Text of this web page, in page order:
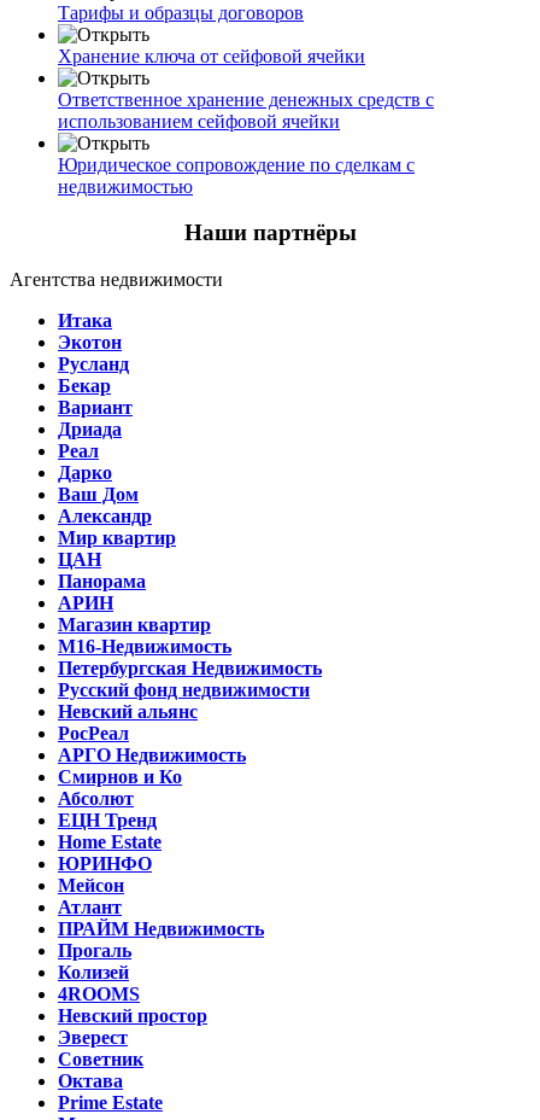
Тарифы и образцы договоров
Хранение ключа от сейфовой ячейки
Ответственное хранение денежных средств с
использованием сейфовой ячейки
Юридическое сопровождение по сделкам с
недвижимостью
Наши партнёры
Агентства недвижимости
Итака
Экотон
Русланд
Бекар
Вариант
Дриада
Реал
Дарко
Ваш Дом
Александр
Мир квартир
ЦАН
Панорама
АРИН
Магазин квартир
М16-Недвижимость
Петербургская Недвижимость
Русский фонд недвижимости
Невский альянс
РосРеал
АРГО Недвижимость
Смирнов и Ко
Абсолют
ЕЦН Тренд
Home Estate
ЮРИНФО
Мейсон
Атлант
ПРАЙМ Недвижимость
Прогаль
Колизей
4ROOMS
Невский простор
Эверест
Советник
Октава
Prime Estate